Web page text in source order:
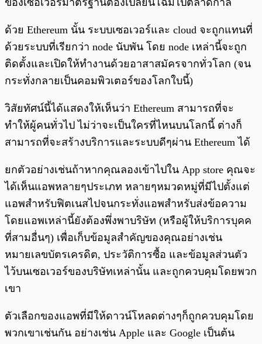
ของเซอเวอร์มาตรฐานต้องเปลี่ยนโฉมไปตลาดกาล
ด้วย Ethereum นั้น ระบบเซอเวอร์และ cloud จะถูกแทนที่
ด้วยระบบที่เรียกว่า node นับพัน โดย node เหล่านี้จะถูก
ติดตั้งและเปิดให้ทำงานด้วยอาสาสมัครจากทั่วโลก (จน
กระทั่งกลายเป็นคอมพิวเตอร์ของโลกใบนี้)
วิสัยทัศน์นี้ได้แสดงให้เห็นว่า Ethereum สามารถที่จะ
ทำให้ผู้คนทั่วไป ไม่ว่าจะเป็นใครที่ไหนบนโลกนี้ ต่างก็
สามารถที่จะสร้างบริการและระบบดีๆผ่าน Ethereum ได้
ยกตัวอย่างเช่นถ้าหากคุณลองเข้าไปใน App store คุณจะ
ได้เห็นแอพหลายๆประเภท หลายๆหมวดหมู่ที่มีไปตั้งแต่
แอพสำหรับฟิตเนสไปจนกระทั่งแอพสำหรับส่งข้อความ
โดยแอพเหล่านี้ยังต้องพึ่งพาบริษัท (หรือผู้ให้บริการบุคค
ที่สามอื่นๆ) เพื่อเก็บข้อมูลสำคัญของคุณอย่างเช่น
หมายเลขบัตรเครดิต, ประวัติการซื้อ และข้อมูลส่วนตัว
ไว้บนเซอเวอร์ของบริษัทเหล่านั้น และถูกควบคุมโดยพวก
เขา
ตัวเลือกของแอพที่มีให้ดาวน์โหลดต่างๆก็ถูกควบคุมโดย
พวกเขาเช่นกัน อย่างเช่น Apple และ Google เป็นต้น